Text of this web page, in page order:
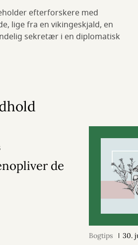
efterforskere med
lige fra en vikingeskjald, en
sekretær i en diplomatisk
de
Bogtips 30.